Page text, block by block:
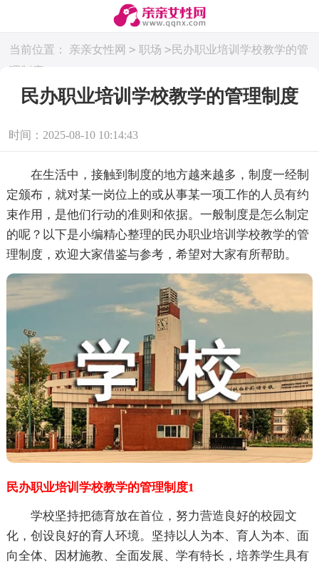
当前位置： 亲亲女性网 > 职场 >民办职业培训学校教学的管
理制度
民办职业培训学校教学的管理制度
时间：2025-08-10 10:14:43
在生活中，接触到制度的地方越来越多，制度一经制
定颁布，就对某一岗位上的或从事某一项工作的人员有约
束作用，是他们行动的准则和依据。一般制度是怎么制定
的呢？以下是小编精心整理的民办职业培训学校教学的管
理制度，欢迎大家借鉴与参考，希望对大家有所帮助。
民办职业培训学校教学的管理制度1
学校坚持把德育放在首位，努力营造良好的校园文
化，创设良好的育人环境。坚持以人为本、育人为本、面
向全体、因材施教、全面发展、学有特长，培养学生具有